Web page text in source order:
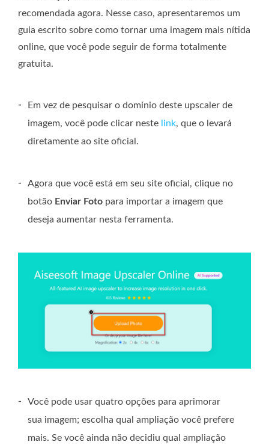
recomendada agora. Nesse caso, apresentaremos um
guia escrito sobre como tornar uma imagem mais nítida
online, que você pode seguir de forma totalmente
gratuita.
-
Em vez de pesquisar o domínio deste upscaler de
imagem, você pode clicar neste link, que o levará
diretamente ao site oficial.
-
Agora que você está em seu site oficial, clique no
botão Enviar Foto para importar a imagem que
deseja aumentar nesta ferramenta.
-
Você pode usar quatro opções para aprimorar
sua imagem; escolha qual ampliação você prefere
mais. Se você ainda não decidiu qual ampliação